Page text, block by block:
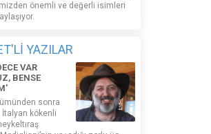
önemli ve değerli isimleri
YAZILAR
VAR
BENSE
sonra
İtalyan kökenli